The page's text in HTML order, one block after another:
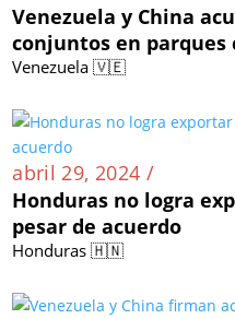
Venezuela y China
conjuntos en
Venezuela 🇻🇪
abril 29, 2024 /
Honduras no logra
pesar de acuerdo
Honduras 🇭🇳